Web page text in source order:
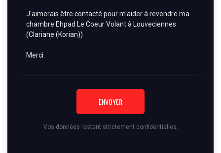
ENVOYER
Vos données restent strictement confidentielles.